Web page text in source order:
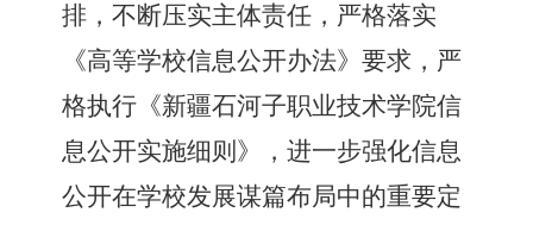
排，不断压实主体责任，严格落实
《高等学校信息公开办法》要求，严
格执行《新疆石河子职业技术学院信
息公开实施细则》，进一步强化信息
公开在学校发展谋篇布局中的重要定